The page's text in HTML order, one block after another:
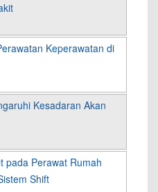
Keperawatan di
Kesadaran Akan
pada Perawat Rumah
Shift